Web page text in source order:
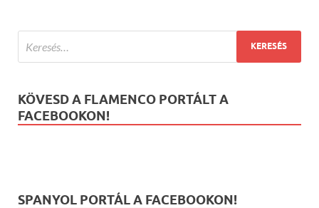
KÖVESD A FLAMENCO PORTÁLT A
FACEBOOKON!
SPANYOL PORTÁL A FACEBOOKON!